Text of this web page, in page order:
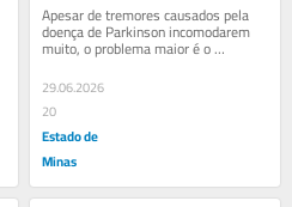
Apesar de tremores causados pela
doença de Parkinson incomodarem
muito, o problema maior é o
travamento involuntário dos
movimentos. Estudos...
29.06.2026
20
Estado de
Minas